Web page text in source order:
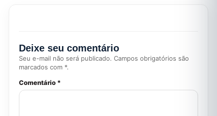
Deixe seu comentário
Seu e-mail não será publicado. Campos obrigatórios são
marcados com *.
Comentário *